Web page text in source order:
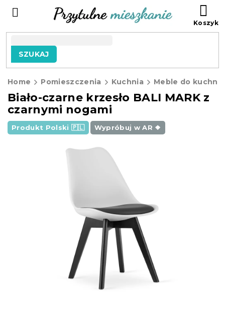
SZUKAJ
Home Pomieszczenia Kuchnia Meble do kuchni
Biało-czarne krzesło BALI MARK z
czarnymi nogami
Produkt Polski 🇵🇱 Wypróbuj w AR ❖